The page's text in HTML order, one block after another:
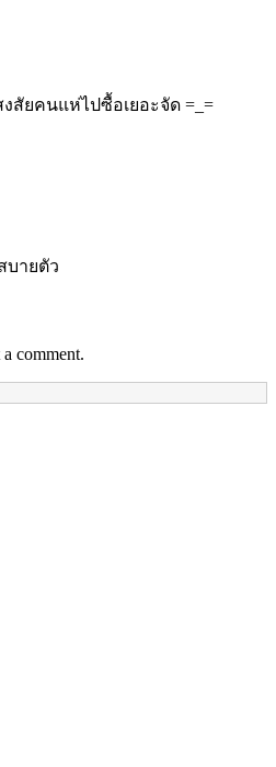
งสัยคนแห่ไปซื้อเยอะจัด =_=
บายตัว
comment.